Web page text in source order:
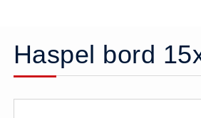
Haspel bord